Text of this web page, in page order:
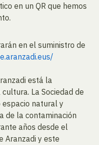
en un QR que hemos
en el suministro de
está la
La Sociedad de
espacio natural y
de la contaminación
años desde el
Aranzadi y este